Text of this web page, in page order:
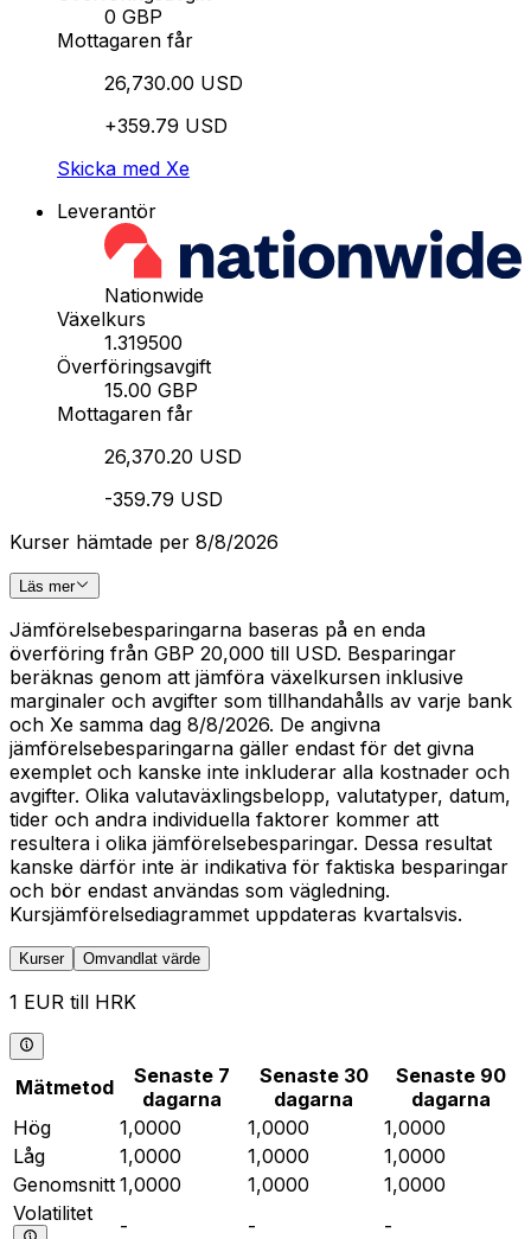
0 GBP
Mottagaren får
26,730.00 USD
+359.79 USD
Skicka med Xe
Leverantör
Nationwide
Växelkurs
1.319500
Överföringsavgift
15.00 GBP
Mottagaren får
26,370.20 USD
-359.79 USD
Kurser hämtade per 8/8/2026
Läs mer
Jämförelsebesparingarna baseras på en enda
överföring från GBP 20,000 till USD. Besparingar
beräknas genom att jämföra växelkursen inklusive
marginaler och avgifter som tillhandahålls av varje bank
och Xe samma dag 8/8/2026. De angivna
jämförelsebesparingarna gäller endast för det givna
exemplet och kanske inte inkluderar alla kostnader och
avgifter. Olika valutaväxlingsbelopp, valutatyper, datum,
tider och andra individuella faktorer kommer att
resultera i olika jämförelsebesparingar. Dessa resultat
kanske därför inte är indikativa för faktiska besparingar
och bör endast användas som vägledning.
Kursjämförelsediagrammet uppdateras kvartalsvis.
Kurser Omvandlat värde
1 EUR till HRK
Mätmetod
Senaste 7
dagarna
Senaste 30
dagarna
Senaste 90
dagarna
Hög
1,0000 1,0000
1,0000
Låg
1,0000 1,0000
1,0000
Genomsnitt 1,0000 1,0000
1,0000
Volatilitet
- - -